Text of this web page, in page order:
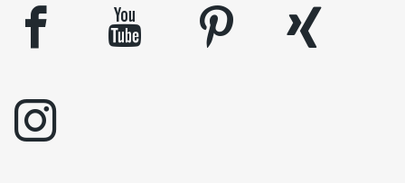
facebook youtube pinterest
xing
instagram